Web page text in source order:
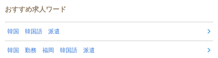
おすすめ求人ワード
韓国 韓国語 派遣
韓国 勤務 福岡 韓国語 派遣